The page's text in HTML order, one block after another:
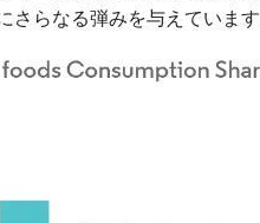
らなる弾みを与えています